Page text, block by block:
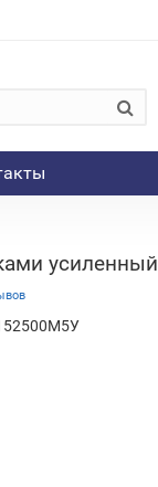
усиленный